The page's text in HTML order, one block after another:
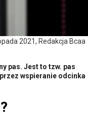
2021, Redakcja Bcaa
pas. Jest to tzw. pas
wspieranie odcinka